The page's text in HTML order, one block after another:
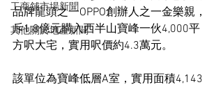
工商舖市場新聞
其他關於地產新聞
品牌龍頭之一OPPO創辦人之一金樂親，
斥1.8億元購入西半山寶峰一伙4,000平
方呎大宅，實用呎價約4.3萬元。
該單位為寶峰低層A室，實用面積4,143